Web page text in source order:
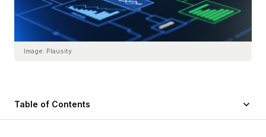
Image: Plausity
Table of Contents